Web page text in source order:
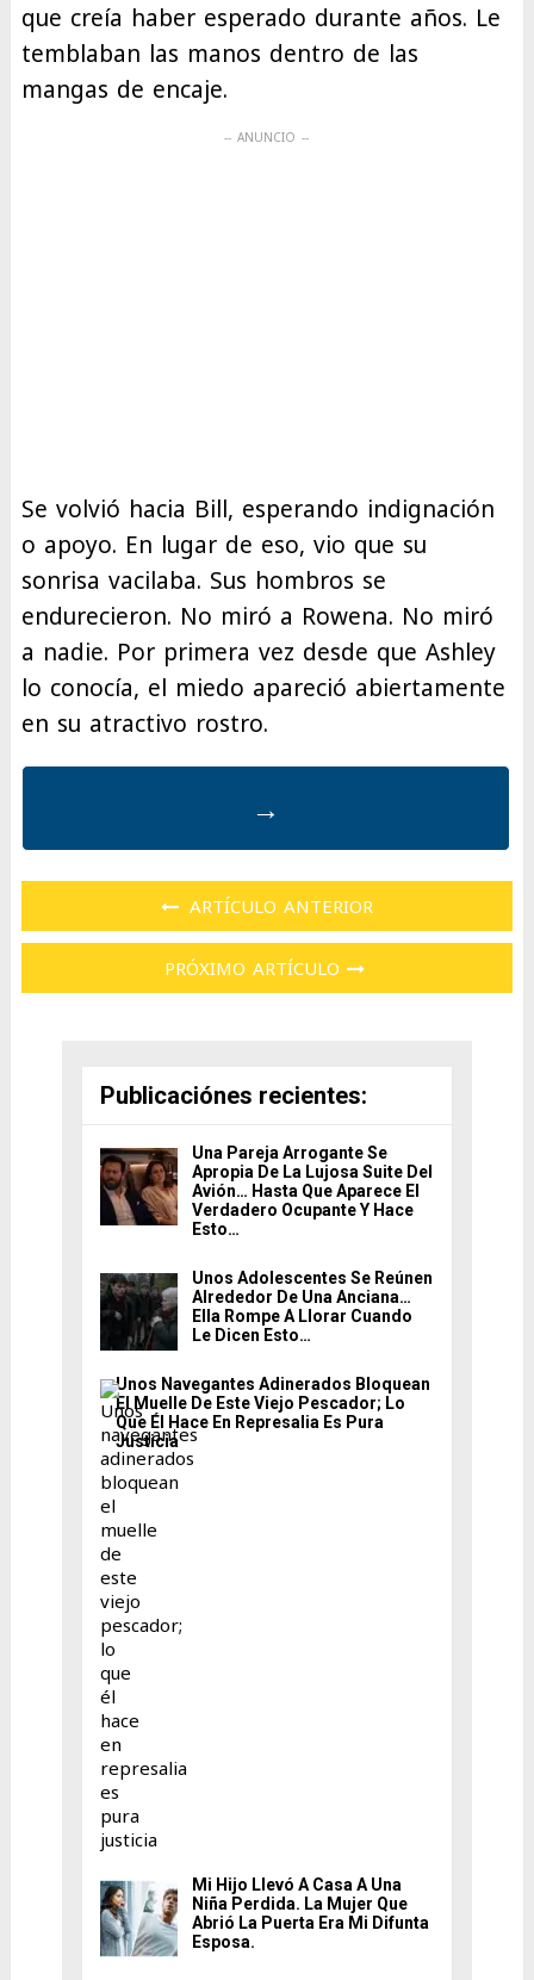
que creía haber esperado durante años. Le
temblaban las manos dentro de las
mangas de encaje.
Se volvió hacia Bill, esperando indignación
o apoyo. En lugar de eso, vio que su
sonrisa vacilaba. Sus hombros se
endurecieron. No miró a Rowena. No miró
a nadie. Por primera vez desde que Ashley
lo conocía, el miedo apareció abiertamente
en su atractivo rostro.
→
ARTÍCULO ANTERIOR
PRÓXIMO ARTÍCULO
Publicaciónes recientes:
Una Pareja Arrogante Se
Apropia De La Lujosa Suite Del
Avión… Hasta Que Aparece El
Verdadero Ocupante Y Hace
Esto…
Unos Adolescentes Se Reúnen
Alrededor De Una Anciana…
Ella Rompe A Llorar Cuando
Le Dicen Esto…
Unos Navegantes Adinerados Bloquean
El Muelle De Este Viejo Pescador; Lo
Que Él Hace En Represalia Es Pura
Justicia
Mi Hijo Llevó A Casa A Una
Niña Perdida. La Mujer Que
Abrió La Puerta Era Mi Difunta
Esposa.